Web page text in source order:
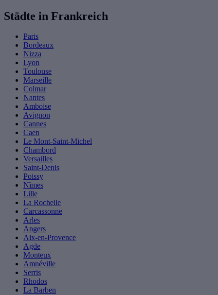
Städte in Frankreich
Paris
Bordeaux
Nizza
Lyon
Toulouse
Marseille
Colmar
Nantes
Amboise
Avignon
Cannes
Caen
Le Mont-Saint-Michel
Chambord
Versailles
Saint-Denis
Poissy
Nîmes
Lille
La Rochelle
Carcassonne
Arles
Angers
Aix-en-Provence
Agde
Monteux
Amnéville
Serris
Rhodos
La Barben